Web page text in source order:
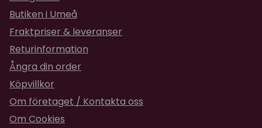
Butiken i Umeå
Fraktpriser & leveranser
Returinformation
Ångra din order
Köpvillkor
Om företaget / Kontakta oss
Om Cookies